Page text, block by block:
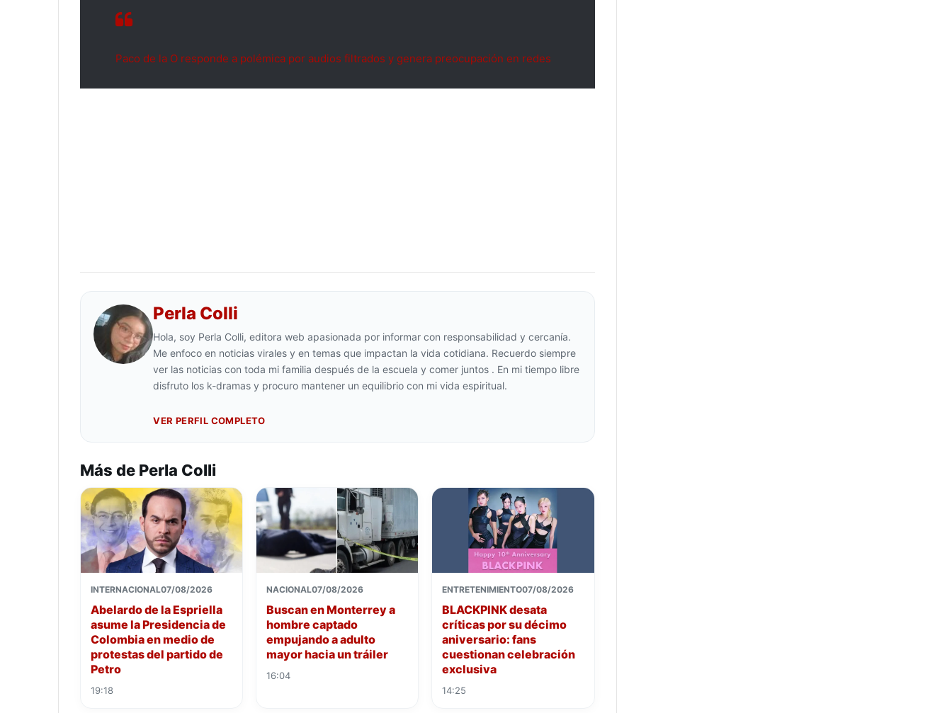
Paco de la O responde a polémica por audios filtrados y genera preocupación en redes
Perla Colli
Hola, soy Perla Colli, editora web apasionada por informar con responsabilidad y cercanía.
Me enfoco en noticias virales y en temas que impactan la vida cotidiana. Recuerdo siempre
ver las noticias con toda mi familia después de la escuela y comer juntos . En mi tiempo libre
disfruto los k-dramas y procuro mantener un equilibrio con mi vida espiritual.
VER PERFIL COMPLETO
Más de Perla Colli
INTERNACIONAL07/08/2026
Abelardo de la Espriella
asume la Presidencia de
Colombia en medio de
protestas del partido de
Petro
19:18
NACIONAL07/08/2026
Buscan en Monterrey a
hombre captado
empujando a adulto
mayor hacia un tráiler
16:04
ENTRETENIMIENTO07/08/2026
BLACKPINK desata
críticas por su décimo
aniversario: fans
cuestionan celebración
exclusiva
14:25